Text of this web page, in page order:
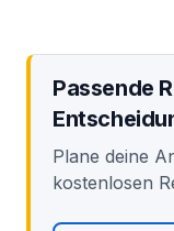
Passende
Plane deine
kostenlosen